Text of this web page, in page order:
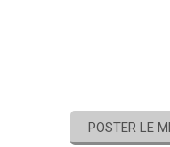
POSTER LE